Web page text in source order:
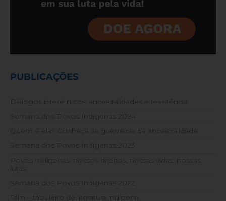
PUBLICAÇÕES
Diálogos interétnicos: ancestralidades e resistência
Semana dos Povos Indígenas 2024
Quem é ela? Conheça as guerreiras da ancestralidade
Semana dos Povos Indígenas 2023
Povos Indígenas: nossos direitos, nossas vidas, nossas
lutas
Semana dos Povos Indígenas 2022
Talin – tabuleiro de literatura indígena